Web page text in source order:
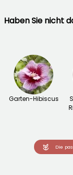
Haben Sie nicht
Garten-Hibiscus
Die